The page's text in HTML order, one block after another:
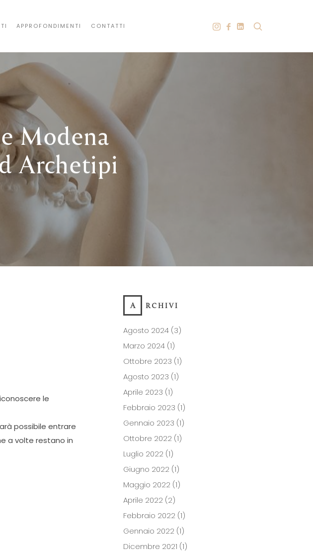
APPROFONDIMENTI CONTATTI
Modena
Archetipi
le
possibile entrare
a volte restano in
ARCHIVI
Agosto 2024 (3)
Marzo 2024 (1)
Ottobre 2023 (1)
Agosto 2023 (1)
Aprile 2023 (1)
Febbraio 2023 (1)
Gennaio 2023 (1)
Ottobre 2022 (1)
Luglio 2022 (1)
Giugno 2022 (1)
Maggio 2022 (1)
Aprile 2022 (2)
Febbraio 2022 (1)
Gennaio 2022 (1)
Dicembre 2021 (1)